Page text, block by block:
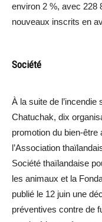
environ 2 %, avec 228
nouveaux inscrits en
Société
À la suite de
Chatuchak, dix
promotion du bien-être
l’Association
Société thaïlandaise
les animaux et la
publié le 12 juin une
préventives contre de